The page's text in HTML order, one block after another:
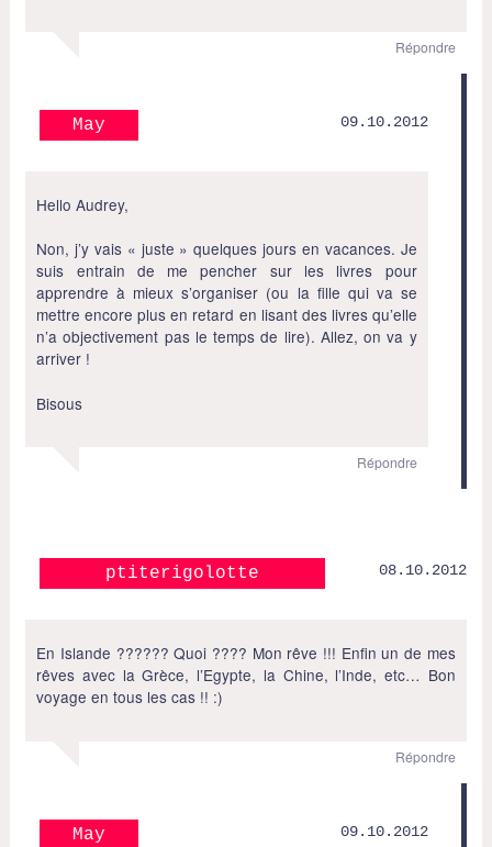
Répondre
May 09.10.2012
Hello Audrey,
Non, j’y vais « juste » quelques jours en vacances. Je
suis entrain de me pencher sur les livres pour
apprendre à mieux s’organiser (ou la fille qui va se
mettre encore plus en retard en lisant des livres qu’elle
n’a objectivement pas le temps de lire). Allez, on va y
arriver !
Bisous
Répondre
ptiterigolotte 08.10.2012
En Islande ?????? Quoi ???? Mon rêve !!! Enfin un de mes
rêves avec la Grèce, l’Egypte, la Chine, l’Inde, etc… Bon
voyage en tous les cas !! :)
Répondre
May 09.10.2012